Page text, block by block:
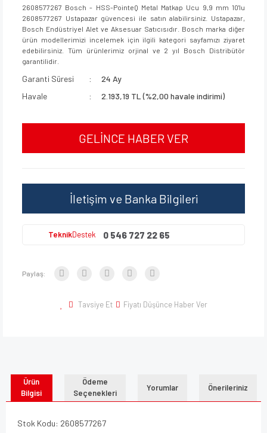
2608577267 Bosch - HSS-PointeQ Metal Matkap Ucu 9,9 mm 10'lu
2608577267 Ustapazar güvencesi ile satın alabilirsiniz. Ustapazar,
Bosch Endüstriyel Alet ve Aksesuar Satıcısıdır. Bosch marka diğer
ürün modellerimizi incelemek için ilgili kategori sayfamızı ziyaret
edebilirsiniz. Tüm ürünlerimiz orjinal ve 2 yıl Bosch Distribütör
garantilidir.
Garanti Süresi
24 Ay
Havale
2.193,19 TL (%2,00 havale indirimi)
GELİNCE HABER VER
İletişim ve Banka Bilgileri
TeknikDestek 0 546 727 22 65
Paylaş:
Tavsiye Et Fiyatı Düşünce Haber Ver
Ürün
Bilgisi
Ödeme
Seçenekleri
Yorumlar Önerileriniz
Stok Kodu: 2608577267